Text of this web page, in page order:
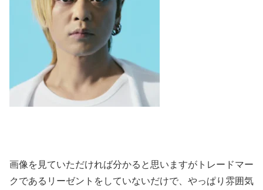
画像を見ていただければ分かると思いますがトレードマー
クであるリーゼントをしていないだけで、やっぱり雰囲気